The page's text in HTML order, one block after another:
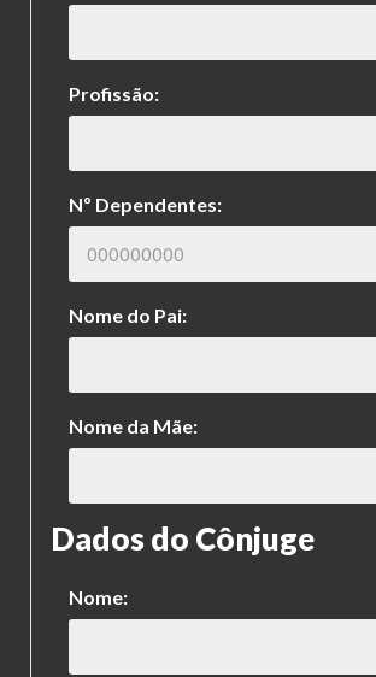
Profissão:
Nº Dependentes:
Nome do Pai:
Nome da Mãe:
Dados do Cônjuge
Nome: